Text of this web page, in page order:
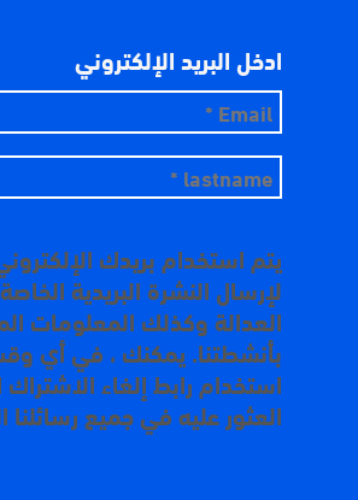
ادخل البريد الإلكتروني
يتم استخدام بريدك
لإرسال النشرة البريدية
العدالة وكذلك المعلومات
بأنشطتنا. يمكنك ، في أي
استخدام رابط إلغاء
العثور عليه في جميع رسائلنا